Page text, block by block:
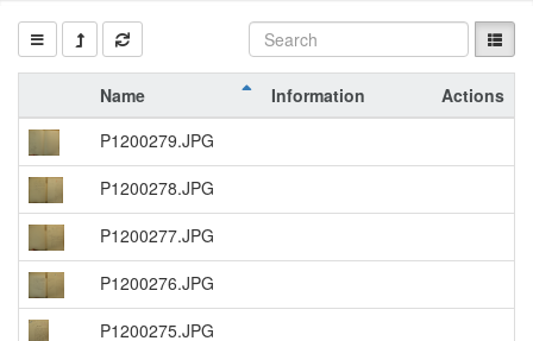
Name Information
Actions
P1200279.JPG
P1200278.JPG
P1200277.JPG
P1200276.JPG
P1200275.JPG